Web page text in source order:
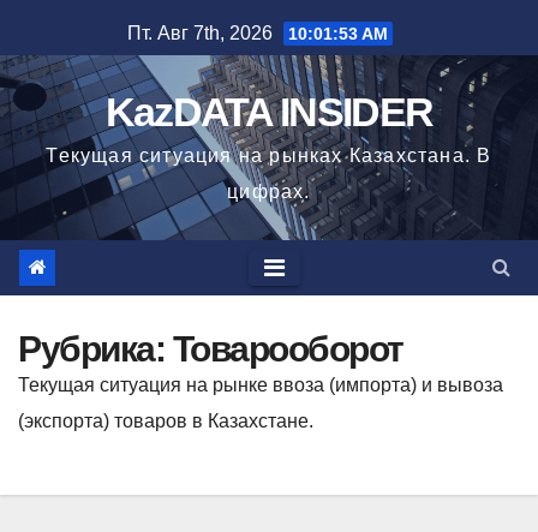
к
содержимому
Пт. Авг 7th, 2026 10:01:55 AM
KazDATA INSIDER
Текущая ситуация на рынках Казахстана. В
цифрах.
Рубрика: Товарооборот
Текущая ситуация на рынке ввоза (импорта) и вывоза
(экспорта) товаров в Казахстане.